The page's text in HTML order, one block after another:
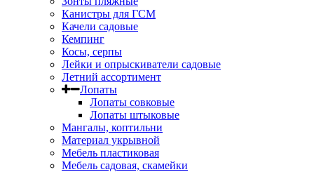
Канистры для ГСМ
Качели садовые
Кемпинг
Косы, серпы
Лейки и опрыскиватели садовые
Летний ассортимент
Лопаты
Лопаты совковые
Лопаты штыковые
Мангалы, коптильни
Материал укрывной
Мебель пластиковая
Мебель садовая, скамейки